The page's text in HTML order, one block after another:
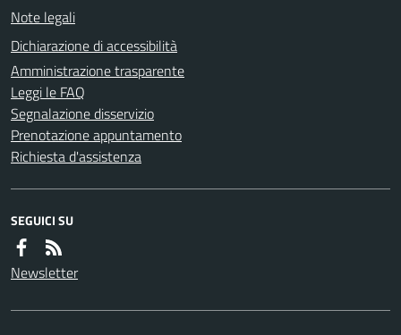
Note legali
Dichiarazione di accessibilità
Amministrazione trasparente
Leggi le FAQ
Segnalazione disservizio
Prenotazione appuntamento
Richiesta d'assistenza
SEGUICI SU
Newsletter